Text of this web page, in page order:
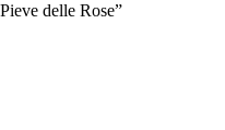
delle Rose”